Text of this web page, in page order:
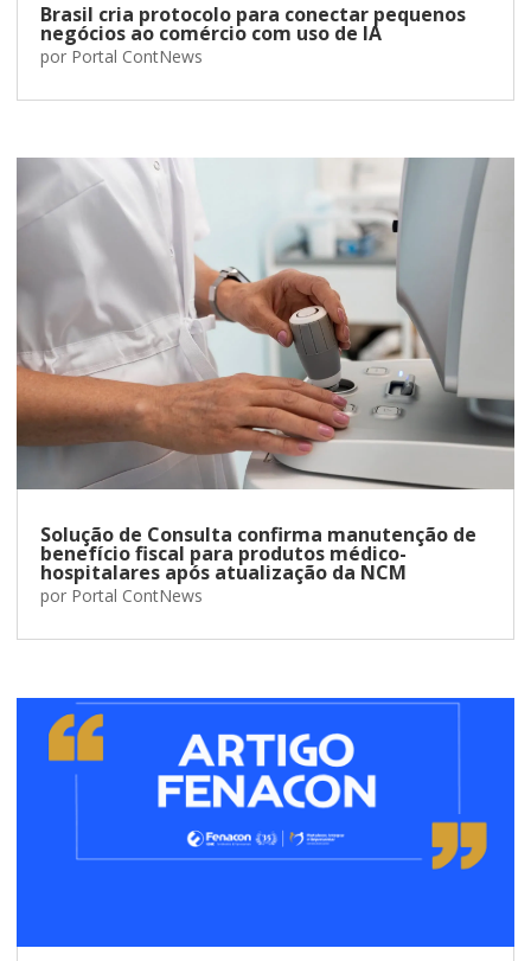
Brasil cria protocolo para conectar pequenos
negócios ao comércio com uso de IA
por Portal ContNews
Solução de Consulta confirma manutenção de
benefício fiscal para produtos médico-
hospitalares após atualização da NCM
por Portal ContNews